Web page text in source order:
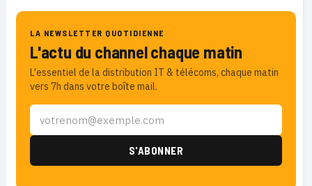
LA NEWSLETTER QUOTIDIENNE
L'actu du channel chaque matin
L'essentiel de la distribution IT & télécoms, chaque matin
vers 7h dans votre boîte mail.